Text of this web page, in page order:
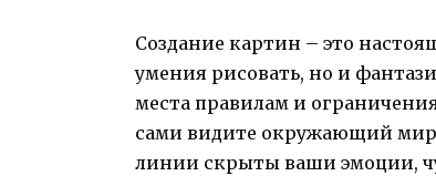
Создание картин – это
умения рисовать, но и
места правилам и
сами видите окружающий
линии скрыты ваши эмоции,